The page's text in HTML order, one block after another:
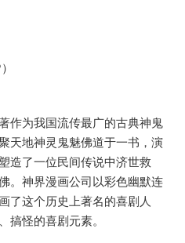
作为我国流传最广的古典神鬼
天地神灵鬼魅佛道于一书，演
造了一位民间传说中济世救
。神界漫画公司以彩色幽默连
了这个历史上著名的喜剧人
搞怪的喜剧元素。